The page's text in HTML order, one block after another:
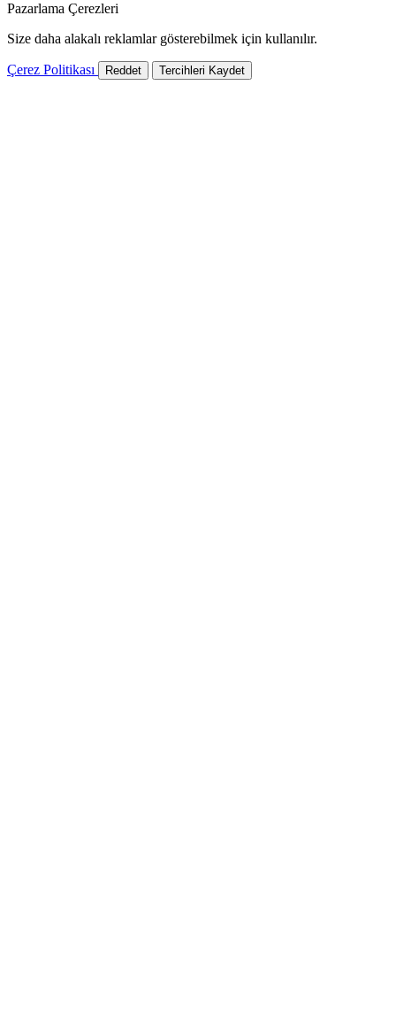
Pazarlama Çerezleri
Size daha alakalı reklamlar gösterebilmek için kullanılır.
Çerez Politikası Reddet Tercihleri Kaydet